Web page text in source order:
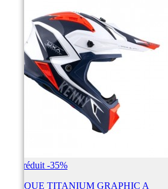
Prix réduit -35%
CASQUE TITANIUM GRAPHIC A